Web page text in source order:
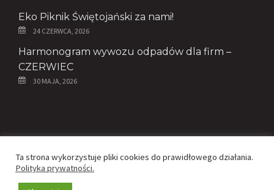
Eko Piknik Świętojański za nami!
24 CZERWCA, 2026
Harmonogram wywozu odpadów dla firm –
CZERWIEC
30 MAJA, 2026
© Copyright 2020 - ZGK Spółka z o.o.
Realizacja -
Ta strona wykorzystuje pliki cookies do prawidłowego działania.
Polityka prywatności.